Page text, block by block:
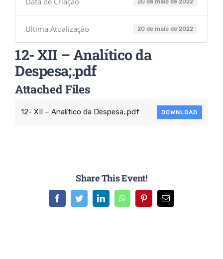
20 de maio de 2022
Ultima Atualização 20 de maio de 2022
12- XII – Analítico da
Despesa;.pdf
Attached Files
12- XII – Analítico da Despesa;.pdf DOWNLOAD
Share This Event!
FacebookTwitterLinkedInWhatsAppPinterest
E-